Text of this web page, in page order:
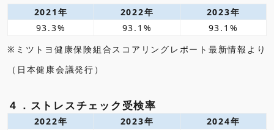
2021年
2022年
2023年
93.3%
93.1%
93.1%
※ミツトヨ健康保険組合スコアリングレポート最新情報より
（日本健康会議発行）
４．ストレスチェック受検率
2022年 2023年
2024年